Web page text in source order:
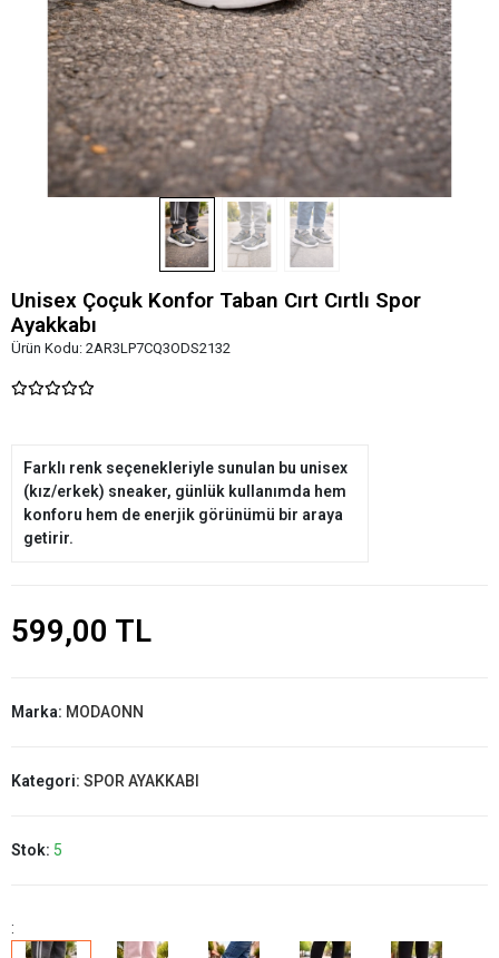
Unisex Çoçuk Konfor Taban Cırt Cırtlı Spor
Ayakkabı
Ürün Kodu: 2AR3LP7CQ3ODS2132
Farklı renk seçenekleriyle sunulan bu unisex
(kız/erkek) sneaker, günlük kullanımda hem
konforu hem de enerjik görünümü bir araya
getirir.
599,00 TL
Marka: MODAONN
Kategori: SPOR AYAKKABI
Stok: 5
: